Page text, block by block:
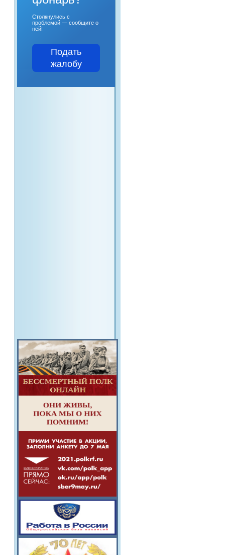
Столкнулись с
проблемой — сообщите о
ней!
Подать
жалобу